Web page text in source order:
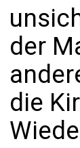
der
die